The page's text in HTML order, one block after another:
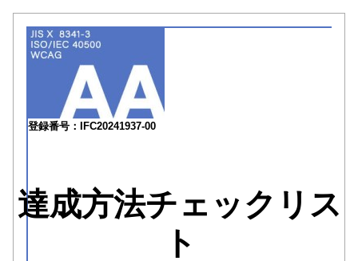
登録番号：IFC20241937-00
達成方法チェックリス
ト